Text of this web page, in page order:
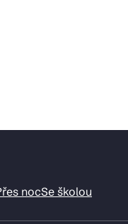
nocSe školou